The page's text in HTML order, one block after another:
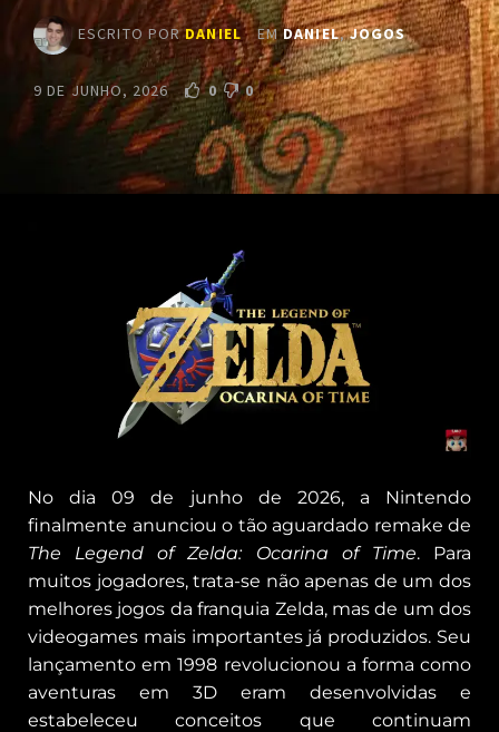
ESCRITO PORDANIEL EM DANIEL,JOGOS
9 DE JUNHO, 2026 0 0
No dia 09 de junho de 2026, a Nintendo
finalmente anunciou o tão aguardado remake de
The Legend of Zelda: Ocarina of Time. Para
muitos jogadores, trata-se não apenas de um dos
melhores jogos da franquia Zelda, mas de um dos
videogames mais importantes já produzidos. Seu
lançamento em 1998 revolucionou a forma como
aventuras em 3D eram desenvolvidas e
estabeleceu conceitos que continuam